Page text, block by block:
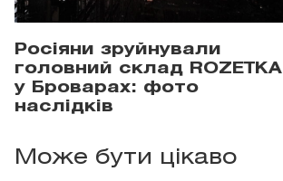
Росіяни зруйнували
головний склад ROZETKA
у Броварах: фото
наслідків
Може бути цікаво